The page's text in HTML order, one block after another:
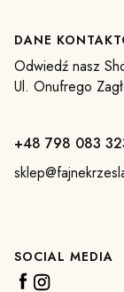
DANE
Odwiedź nasz
Ul. Onufrego
+48 798 083
SOCIAL MEDIA